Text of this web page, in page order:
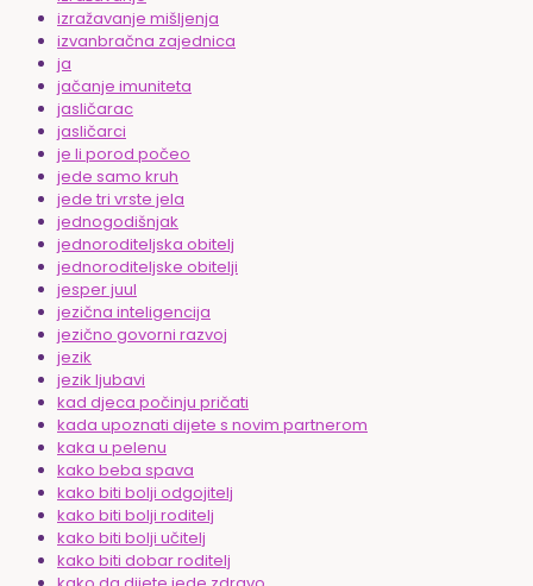
izražavanje mišljenja
izvanbračna zajednica
ja
jačanje imuniteta
jasličarac
jasličarci
je li porod počeo
jede samo kruh
jede tri vrste jela
jednogodišnjak
jednoroditeljska obitelj
jednoroditeljske obitelji
jesper juul
jezična inteligencija
jezično govorni razvoj
jezik
jezik ljubavi
kad djeca počinju pričati
kada upoznati dijete s novim partnerom
kaka u pelenu
kako beba spava
kako biti bolji odgojitelj
kako biti bolji roditelj
kako biti bolji učitelj
kako biti dobar roditelj